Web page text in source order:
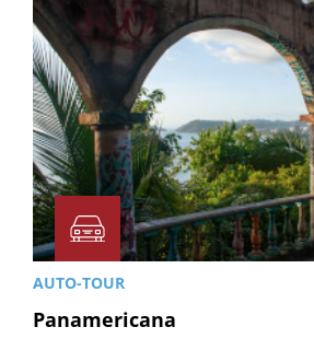
AUTO-TOUR
Panamericana